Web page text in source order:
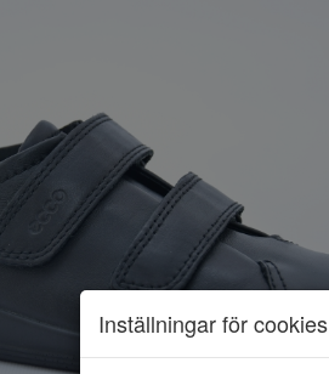
Inställningar för cookies